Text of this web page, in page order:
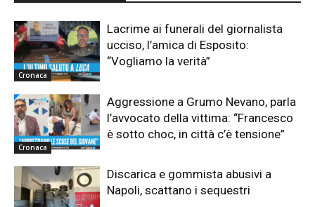
Cronaca
Lacrime ai funerali del giornalista
ucciso, l’amica di Esposito:
“Vogliamo la verità”
Cronaca
Aggressione a Grumo Nevano, parla
l’avvocato della vittima: “Francesco
è sotto choc, in città c’è tensione”
Discarica e gommista abusivi a
Napoli, scattano i sequestri